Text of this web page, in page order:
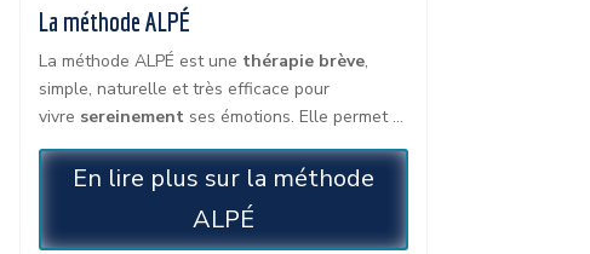
La méthode ALPÉ
La méthode ALPÉ est une thérapie brève,
simple, naturelle et très efficace pour
vivre sereinementses émotions. Elle permet …
En lire plus sur la méthode
ALPÉ